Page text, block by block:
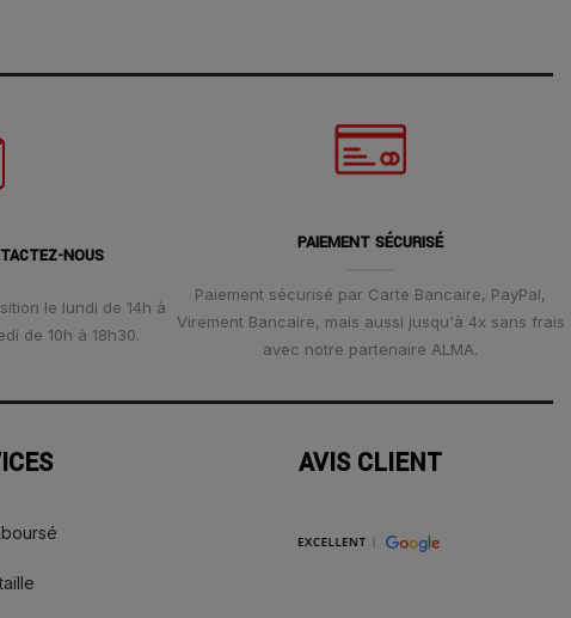
NOUS
le lundi de 14h à
de 10h à 18h30.
PAIEMENT SÉCURISÉ
Paiement sécurisé par Carte Bancaire, PayPal,
Virement Bancaire, mais aussi jusqu'à 4x sans frais
avec notre partenaire ALMA.
AVIS CLIENT